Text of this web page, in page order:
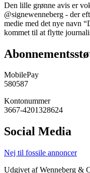
Den lille grønne avis er
@signewenneberg - der
medie med det nye navn
kommet til at flytte
MobilePay
580587
Kontonummer
3667-4201328624
Social Media
Nej til fossile annoncer
Udgivet af Wenneberg &